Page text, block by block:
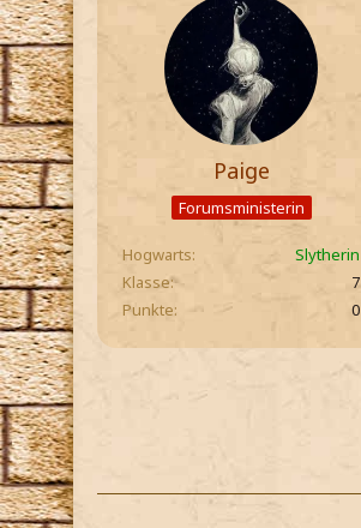
Paige
Forumsministerin
Hogwarts
Slytherin
Klasse
7
Punkte
0